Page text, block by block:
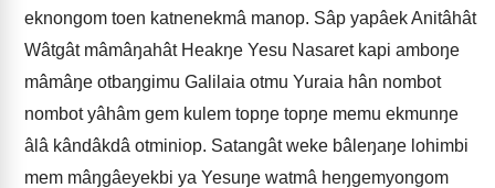
eknongom toen katnenekmâ manop. Sâp yapâek Anitâhât
Wâtgât mâmâŋahât Heakŋe Yesu Nasaret kapi amboŋe
mâmâŋe otbaŋgimu Galilaia otmu Yuraia hân nombot
nombot yâhâm gem kulem topŋe topŋe memu ekmunŋe
âlâ kândâkdâ otminiop. Satangât weke bâleŋaŋe lohimbi
mem mâŋgâeyekbi ya Yesuŋe watmâ heŋgemyongom